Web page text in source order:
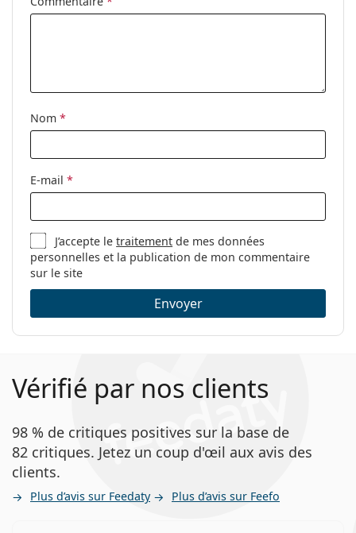
Autres
Sexe:
Marque:
Nom *
E-mail *
J’accepte letraitement de mes données
personnelles et la publication de mon commentaire
sur le site
Envoyer
Vérifié par nos clients
98 % de critiques positives sur la base de
82 critiques. Jetez un coup d'œil aux avis des
clients.
Plus d’avis sur Feedaty Plus d’avis sur Feefo